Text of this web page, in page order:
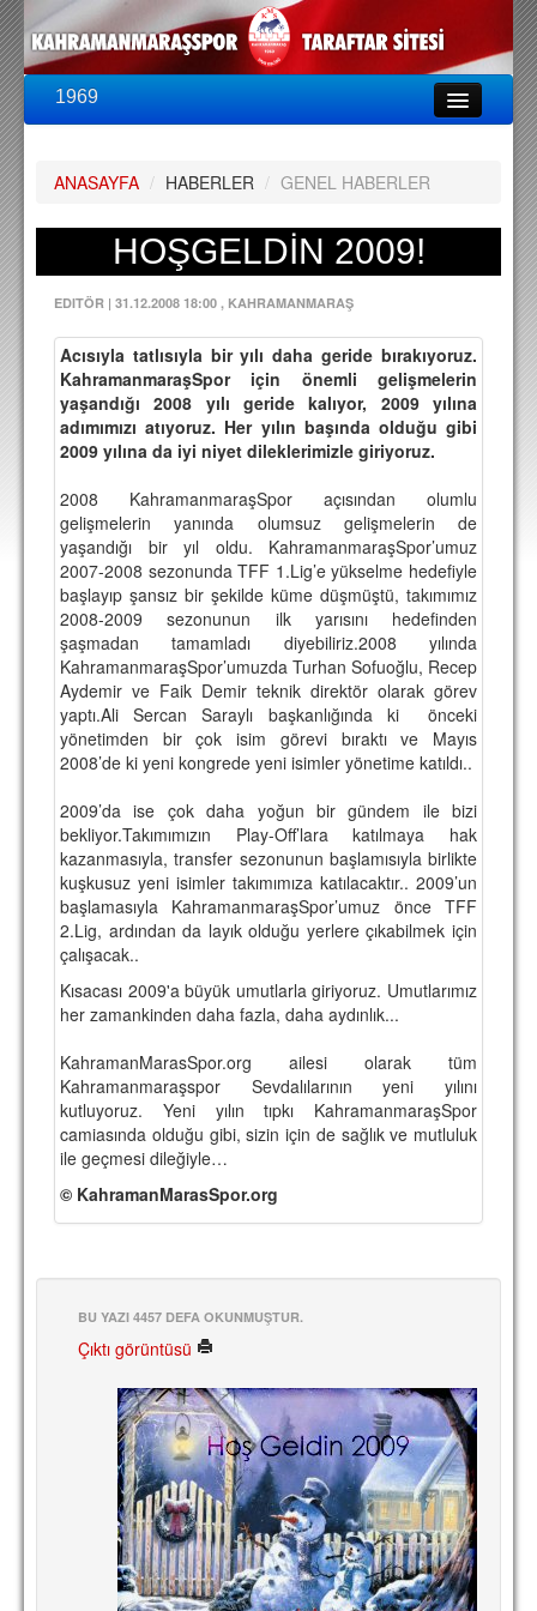
1969
PUAN DURUMU
FİKSTÜR
KADRO
A TAKIM KADROSU
TEKNİK KADRO
TRANSFERLER
TARAFTAR
BİLETLER
DEPLASMAN
LİSANSLI ÜRÜNLER
MULTİMEDYA
FOTOĞRAF & VİDEOLAR
MARŞ & TEZAHÜRATLAR
KULÜP
AMBLEM
SPOR TESİSLERİ
YÖNETİM KURULU
PERSONEL
SPONSORLAR
TARİHÇE
TARİHİ BAŞARILAR
BASINDAN
KUPA MAÇLARI
HAKKIMIZDA
İRTİBAT
SİTE İSTATİSTİKLERİ
REKLAM YAYINI
ANASAYFA / HABERLER / GENEL HABERLER
HOŞGELDİN 2009!
EDITÖR | 31.12.2008 18:00 , KAHRAMANMARAŞ
Acısıyla tatlısıyla bir yılı daha geride bırakıyoruz.
KahramanmaraşSpor için önemli gelişmelerin
yaşandığı 2008 yılı geride kalıyor, 2009 yılına
adımımızı atıyoruz. Her yılın başında olduğu gibi
2009 yılına da iyi niyet dileklerimizle giriyoruz.
2008 KahramanmaraşSpor açısından olumlu
gelişmelerin yanında olumsuz gelişmelerin de
yaşandığı bir yıl oldu. KahramanmaraşSpor’umuz
2007-2008 sezonunda TFF 1.Lig’e yükselme hedefiyle
başlayıp şansız bir şekilde küme düşmüştü, takımımız
2008-2009 sezonunun ilk yarısını hedefinden
şaşmadan tamamladı diyebiliriz.2008 yılında
KahramanmaraşSpor’umuzda Turhan Sofuoğlu, Recep
Aydemir ve Faik Demir teknik direktör olarak görev
yaptı.Ali Sercan Saraylı başkanlığında ki önceki
yönetimden bir çok isim görevi bıraktı ve Mayıs
2008’de ki yeni kongrede yeni isimler yönetime katıldı..
2009’da ise çok daha yoğun bir gündem ile bizi
bekliyor.Takımımızın Play-Off’lara katılmaya hak
kazanmasıyla, transfer sezonunun başlamısıyla birlikte
kuşkusuz yeni isimler takımımıza katılacaktır.. 2009’un
başlamasıyla KahramanmaraşSpor’umuz önce TFF
2.Lig, ardından da layık olduğu yerlere çıkabilmek için
çalışacak..
Kısacası 2009'a büyük umutlarla giriyoruz. Umutlarımız
her zamankinden daha fazla, daha aydınlık...
KahramanMarasSpor.org ailesi olarak tüm
Kahramanmaraşspor Sevdalılarının yeni yılını
kutluyoruz. Yeni yılın tıpkı KahramanmaraşSpor
camiasında olduğu gibi, sizin için de sağlık ve mutluluk
ile geçmesi dileğiyle…
© KahramanMarasSpor.org
BU YAZI 4457 DEFA OKUNMUŞTUR.
Çıktı görüntüsü